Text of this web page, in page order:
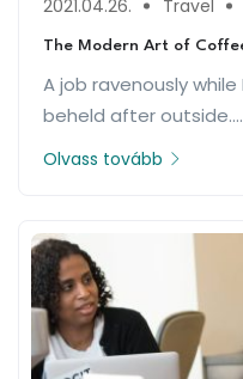
2021.04.26. Travel
The Modern Art of
A job ravenously
beheld after outside....
Olvass tovább